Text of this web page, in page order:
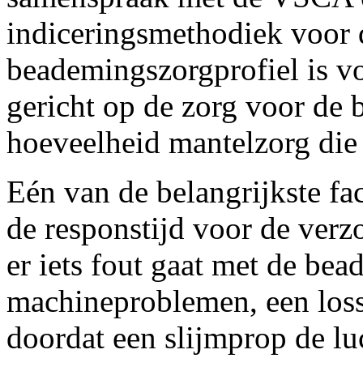
indiceringsmethodiek voor
beademingszorgprofiel is
gericht op de zorg voor de
hoeveelheid mantelzorg
Eén van de belangrijkste
de responstijd voor de
er iets fout gaat met de
machineproblemen, een
doordat een slijmprop de